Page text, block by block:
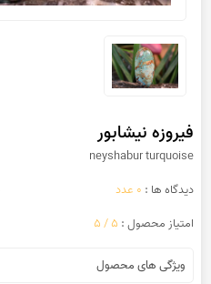
فیروزه نیشابور
neyshabur turquoise
دیدگاه ها : 0 عدد
امتیاز محصول : 5 / 5
ویژگی های محصول